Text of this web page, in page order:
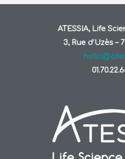
ATESSIA, Life
3, Rue d’Uzès –